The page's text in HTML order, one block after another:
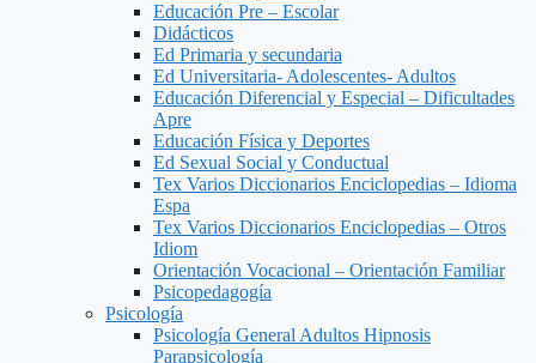
Educación Pre – Escolar
Didácticos
Ed Primaria y secundaria
Ed Universitaria- Adolescentes- Adultos
Educación Diferencial y Especial – Dificultades
Apre
Educación Física y Deportes
Ed Sexual Social y Conductual
Tex Varios Diccionarios Enciclopedias – Idioma
Espa
Tex Varios Diccionarios Enciclopedias – Otros
Idiom
Orientación Vocacional – Orientación Familiar
Psicopedagogía
Psicología
Psicología General Adultos Hipnosis
Parapsicología